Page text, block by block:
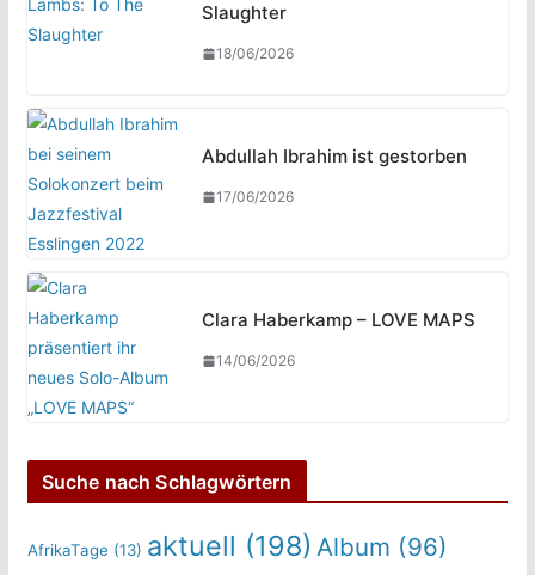
Slaughter
18/06/2026
Abdullah Ibrahim ist gestorben
17/06/2026
Clara Haberkamp – LOVE MAPS
14/06/2026
Suche nach Schlagwörtern
AfrikaTage (13) aktuell (198) Album (96)